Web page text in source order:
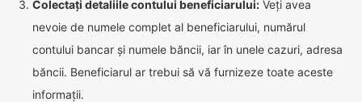
Colectați detaliile contului beneficiarului: Veți avea
nevoie de numele complet al beneficiarului, numărul
contului bancar și numele băncii, iar în unele cazuri, adresa
băncii. Beneficiarul ar trebui să vă furnizeze toate aceste
informații.